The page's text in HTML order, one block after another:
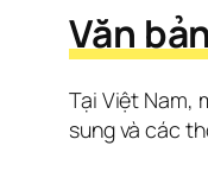
Văn
Tại Việt Nam,
sung và các